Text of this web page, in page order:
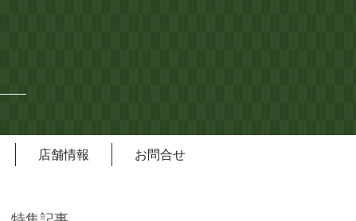
店舗情報 お問合せ